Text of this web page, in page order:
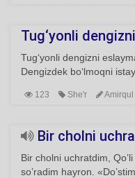
Tug‘yonli
Tug‘yonli dengizni
Dengizdek bo‘lmoqni
123 She'r Amirqul
Bir cholni
Bir cholni uchratdim,
so’radim hayron.